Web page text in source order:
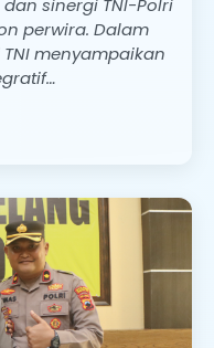
sinergi TNI-Polri
perwira. Dalam
menyampaikan